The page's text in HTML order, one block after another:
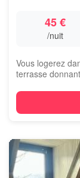
45 €
/nuit
Vous logerez
terrasse